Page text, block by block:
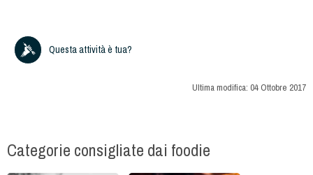
Questa attività è tua?
Ultima modifica: 04 Ottobre 2017
Categorie consigliate dai foodie